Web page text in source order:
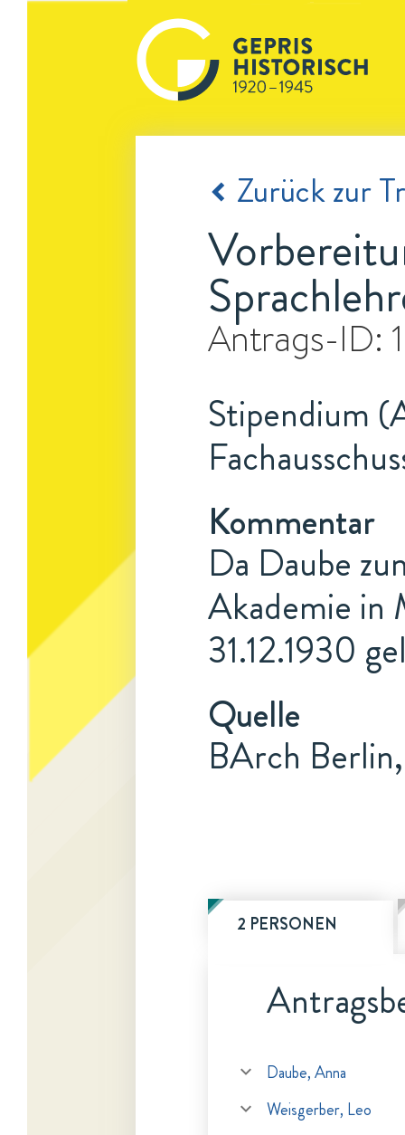
Zurück zur
Antrags-ID:
Stipendium
Kommentar
Da Daube
Akademie in
31.12.1930
Quelle
BArch
2 PERSONEN
Daube, Anna
Weisgerber, Leo